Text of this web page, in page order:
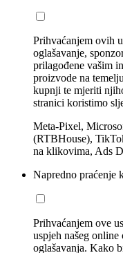
Prihvaćanjem ovih
oglašavanje,
prilagođene vašim
proizvode na
kupnji te mjeriti
stranici koristimo
Meta-Pixel,
(RTBHouse),
na klikovima, Ads
Napredno praćenje
Prihvaćanjem ove
uspjeh našeg
oglašavanja. Kako